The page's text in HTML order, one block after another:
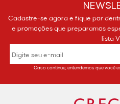
Cadastre-se agora e fique por
e promoções que preparamos
lista
Caso continue, entendemos que você